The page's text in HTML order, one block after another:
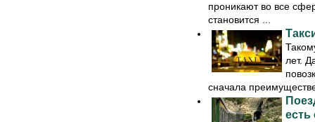
проникают во все
становится ...
лет.
сначала